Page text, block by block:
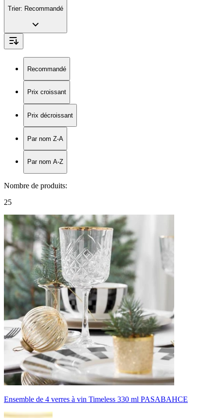
Trier: Recommandé
Recommandé
Prix croissant
Prix décroissant
Par nom Z-A
Par nom A-Z
Nombre de produits:
25
Ensemble de 4 verres à vin Timeless 330 ml PASABAHCE